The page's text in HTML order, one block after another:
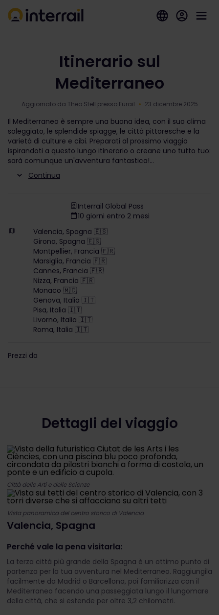
Itinerario sul
Mediterraneo
Aggiornato da Theo Stell presso Eurail 23 dicembre 2025
Il Mediterraneo è sempre una buona idea, con il suo clima
soleggiato, le splendide spiagge, le città pittoresche e la
varietà di culture e cibi. Preparati al prossimo viaggio
ispirandoti a questo lungo itinerario o creane uno tutto tuo:
sarà comunque un'avventura fantastica!
Continua
Interrail Global Pass
10 giorni entro 2 mesi
Valencia, Spagna 🇪🇸
Girona, Spagna 🇪🇸
Montpellier, Francia 🇫🇷
Marsiglia, Francia 🇫🇷
Cannes, Francia 🇫🇷
Nizza, Francia 🇫🇷
Monaco 🇲🇨
Genova, Italia 🇮🇹
Pisa, Italia 🇮🇹
Livorno, Italia 🇮🇹
Roma, Italia 🇮🇹
Prezzi da
Dettagli del viaggio
Città delle Arti e delle Scienze
Vista panoramica del centro storico di Valencia
Valencia, Spagna
Perché vale la pena visitarla:
La terza città più grande della Spagna è un ottimo punto di
partenza per la tua avventura nel Mediterraneo. Raggiungila
facilmente da Madrid o Barcellona, poi familiarizza con il
Mediterraneo facendo una passeggiata lungo il lungomare
della città, che si estende per oltre 3,2 chilometri.